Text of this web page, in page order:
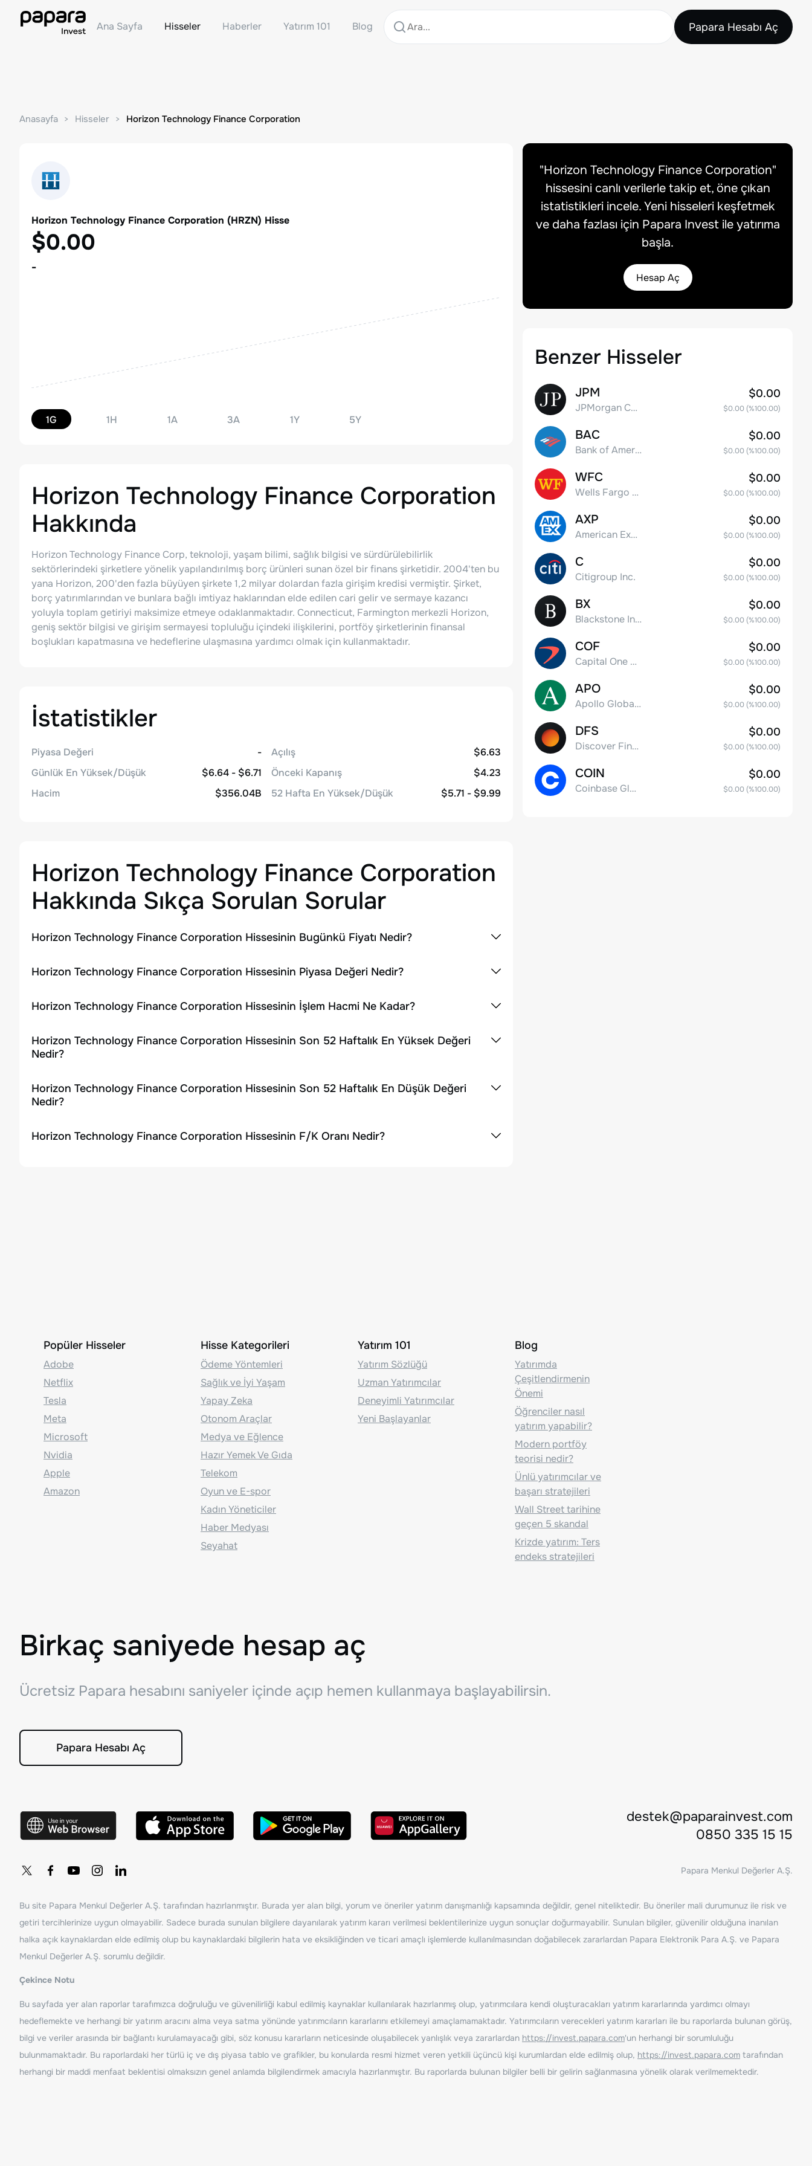
Ana Sayfa Hisseler Haberler Yatırım 101 Blog Papara Hesabı Aç
Anasayfa Hisseler Horizon Technology Finance Corporation
Horizon Technology Finance Corporation (HRZN) Hisse
$0.00
-
1G 1H 1A 3A 1Y 5Y
Horizon Technology Finance Corporation
Hakkında
Horizon Technology Finance Corp, teknoloji, yaşam bilimi, sağlık bilgisi ve sürdürülebilirlik
sektörlerindeki şirketlere yönelik yapılandırılmış borç ürünleri sunan özel bir finans şirketidir. 2004'ten bu
yana Horizon, 200'den fazla büyüyen şirkete 1,2 milyar dolardan fazla girişim kredisi vermiştir. Şirket,
borç yatırımlarından ve bunlara bağlı imtiyaz haklarından elde edilen cari gelir ve sermaye kazancı
yoluyla toplam getiriyi maksimize etmeye odaklanmaktadır. Connecticut, Farmington merkezli Horizon,
geniş sektör bilgisi ve girişim sermayesi topluluğu içindeki ilişkilerini, portföy şirketlerinin finansal
boşlukları kapatmasına ve hedeflerine ulaşmasına yardımcı olmak için kullanmaktadır.
İstatistikler
Piyasa Değeri
-
Günlük En Yüksek/Düşük
$6.64 - $6.71
Hacim
$356.04B
Açılış
$6.63
Önceki Kapanış
$4.23
52 Hafta En Yüksek/Düşük
$5.71 - $9.99
Horizon Technology Finance Corporation
Hakkında Sıkça Sorulan Sorular
Horizon Technology Finance Corporation Hissesinin Bugünkü Fiyatı Nedir?
Horizon Technology Finance Corporation Hissesinin Piyasa Değeri Nedir?
Horizon Technology Finance Corporation Hissesinin İşlem Hacmi Ne Kadar?
Horizon Technology Finance Corporation Hissesinin Son 52 Haftalık En Yüksek Değeri
Nedir?
Horizon Technology Finance Corporation Hissesinin Son 52 Haftalık En Düşük Değeri
Nedir?
Horizon Technology Finance Corporation Hissesinin F/K Oranı Nedir?
"Horizon Technology Finance Corporation"
hissesini canlı verilerle takip et, öne çıkan
istatistikleri incele. Yeni hisseleri keşfetmek
ve daha fazlası için Papara Invest ile yatırıma
başla.
Hesap Aç
Benzer Hisseler
JPM
JPMorgan Chase & Co.
$0.00
$0.00(%100.00)
BAC
Bank of America Corporation
$0.00
$0.00(%100.00)
WFC
Wells Fargo & Co.
$0.00
$0.00(%100.00)
AXP
American Express Company
$0.00
$0.00(%100.00)
C
Citigroup Inc.
$0.00
$0.00(%100.00)
BX
Blackstone Inc.
$0.00
$0.00(%100.00)
COF
Capital One Financial
$0.00
$0.00(%100.00)
APO
Apollo Global Management, Inc.
$0.00
$0.00(%100.00)
DFS
Discover Financial Services
$0.00
$0.00(%100.00)
COIN
Coinbase Global, Inc. Class A Common Stock
$0.00
$0.00(%100.00)
Popüler Hisseler
Adobe
Netflix
Tesla
Meta
Microsoft
Nvidia
Apple
Amazon
Hisse Kategorileri
Ödeme Yöntemleri
Sağlık ve İyi Yaşam
Yapay Zeka
Otonom Araçlar
Medya ve Eğlence
Hazır Yemek Ve Gıda
Telekom
Oyun ve E-spor
Kadın Yöneticiler
Haber Medyası
Seyahat
Yatırım 101
Yatırım Sözlüğü
Uzman Yatırımcılar
Deneyimli Yatırımcılar
Yeni Başlayanlar
Blog
Yatırımda
Çeşitlendirmenin
Önemi
Öğrenciler nasıl
yatırım yapabilir?
Modern portföy
teorisi nedir?
Ünlü yatırımcılar ve
başarı stratejileri
Wall Street tarihine
geçen 5 skandal
Krizde yatırım: Ters
endeks stratejileri
Birkaç saniyede hesap aç
Ücretsiz Papara hesabını saniyeler içinde açıp hemen kullanmaya başlayabilirsin.
Papara Hesabı Aç
destek@paparainvest.com
0850 335 15 15
Papara Menkul Değerler A.Ş.
Bu site Papara Menkul Değerler A.Ş. tarafından hazırlanmıştır. Burada yer alan bilgi, yorum ve öneriler yatırım danışmanlığı kapsamında değildir, genel niteliktedir. Bu öneriler mali durumunuz ile risk ve
getiri tercihlerinize uygun olmayabilir. Sadece burada sunulan bilgilere dayanılarak yatırım kararı verilmesi beklentilerinize uygun sonuçlar doğurmayabilir. Sunulan bilgiler, güvenilir olduğuna inanılan
halka açık kaynaklardan elde edilmiş olup bu kaynaklardaki bilgilerin hata ve eksikliğinden ve ticari amaçlı işlemlerde kullanılmasından doğabilecek zararlardan Papara Elektronik Para A.Ş. ve Papara
Menkul Değerler A.Ş. sorumlu değildir.
Çekince Notu
Bu sayfada yer alan raporlar tarafımızca doğruluğu ve güvenilirliği kabul edilmiş kaynaklar kullanılarak hazırlanmış olup, yatırımcılara kendi oluşturacakları yatırım kararlarında yardımcı olmayı
hedeflemekte ve herhangi bir yatırım aracını alma veya satma yönünde yatırımcıların kararlarını etkilemeyi amaçlamamaktadır. Yatırımcıların verecekleri yatırım kararları ile bu raporlarda bulunan görüş,
bilgi ve veriler arasında bir bağlantı kurulamayacağı gibi, söz konusu kararların neticesinde oluşabilecek yanlışlık veya zararlardan https://invest.papara.com'un herhangi bir sorumluluğu
bulunmamaktadır. Bu raporlardaki her türlü iç ve dış piyasa tablo ve grafikler, bu konularda resmi hizmet veren yetkili üçüncü kişi kurumlardan elde edilmiş olup, https://invest.papara.com tarafından
herhangi bir maddi menfaat beklentisi olmaksızın genel anlamda bilgilendirmek amacıyla hazırlanmıştır. Bu raporlarda bulunan bilgiler belli bir gelirin sağlanmasına yönelik olarak verilmemektedir.